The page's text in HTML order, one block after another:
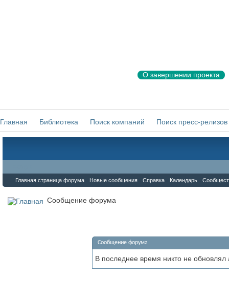
О завершении проекта
Главная Библиотека Поиск компаний Поиск пресс-релизов
Главная страница форума Новые сообщения Справка Календарь
Сообщение форума
Сообщение форума
В последнее время никто не